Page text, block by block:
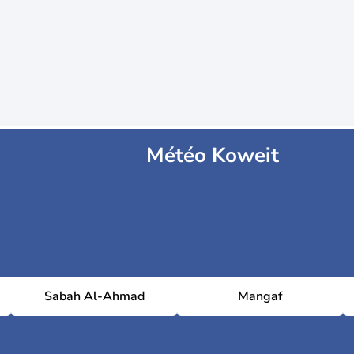
Météo Koweit
Sabah Al-Ahmad Mangaf